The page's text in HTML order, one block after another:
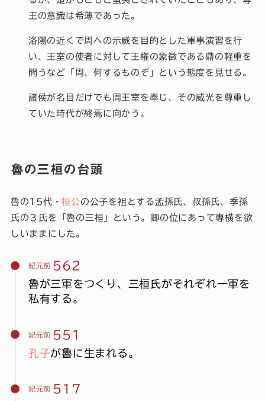
王の意識は希薄であった。
洛陽の近くで周への示威を目的とした軍事演習を行
い、王室の使者に対して王権の象徴である鼎の軽重を
問うなど「周、何するものぞ」という態度を見せる。
諸侯が名目だけでも周王室を奉じ、その威光を尊重し
ていた時代が終焉に向かう。
魯の三桓の台頭
魯の15代・桓公 の公子を祖とする孟孫氏、叔孫氏、季孫
氏の３氏を「魯の三桓」という。卿の位にあって専横を欲
しいままにした。
紀元前 562
魯が三軍をつくり、三桓氏がそれぞれ一軍を
私有する。
紀元前 551
孔子が魯に生まれる。
紀元前 517